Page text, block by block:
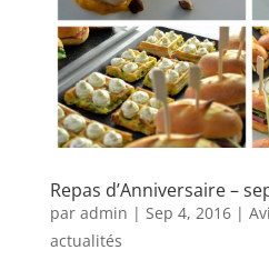
Repas d’Anniversaire –
par admin | Sep 4, 2016|
actualités